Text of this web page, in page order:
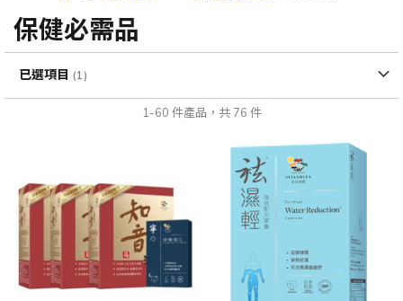
保健必需品
1-60 件產品，共 76 件
序
方
已選項目